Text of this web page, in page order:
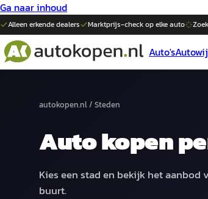
Ga naar inhoud
Alleen erkende dealers Marktprijs-check op elkeauto
Auto's
autokopen.nl/ Steden
Auto kopen
Kies een stad en bekijk het
buurt.